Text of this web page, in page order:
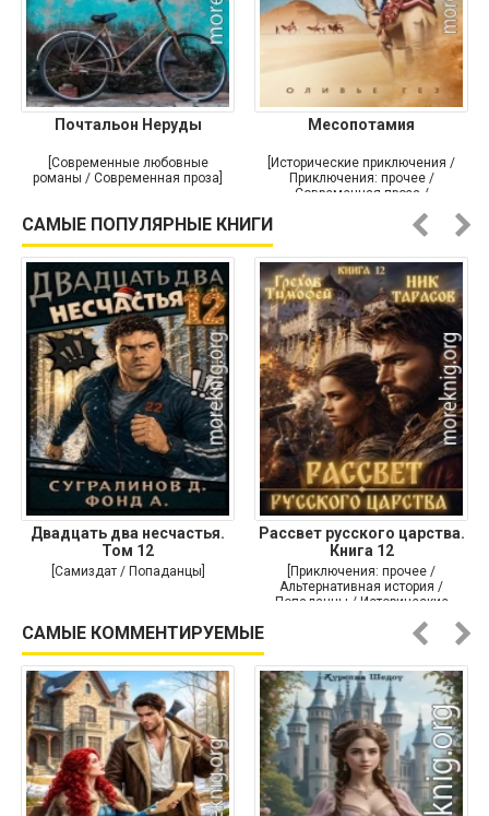
Почтальон Неруды
[Современные любовные
романы / Современная проза]
Месопотамия
[Исторические приключения /
Приключения: прочее /
Современная проза /
САМЫЕ ПОПУЛЯРНЫЕ КНИГИ
Двадцать два несчастья.
Том 12
[Самиздат / Попаданцы]
Рассвет русского царства.
Книга 12
[Приключения: прочее /
Альтернативная история /
Попаданцы / Исторические
САМЫЕ КОММЕНТИРУЕМЫЕ